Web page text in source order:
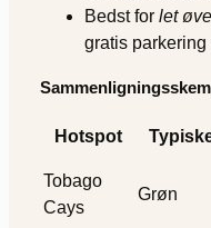
Bedst for let
gratis
Hotspot
Tobago
Cays
Grøn